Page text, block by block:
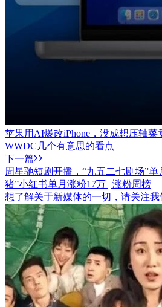
苹果用AI爆改iPhone，没成想压轴菜
WWDC几个有意思的看点
下一篇
周星驰短剧开播，“九五二七剧场”单
猪”小红书单月涨粉17万 | 涨粉周榜
想了解关于新媒体的一切，请关注我